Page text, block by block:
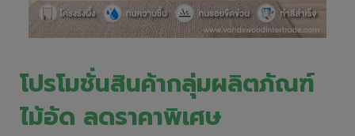
โปรโมชั่นสินค้ากลุ่มผลิตภัณฑ์
ไม้อัด ลดราคาพิเศษ